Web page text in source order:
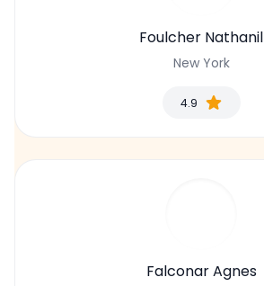
Foulcher Nathanil
New York
4.9
Falconar Agnes